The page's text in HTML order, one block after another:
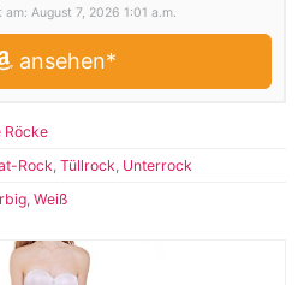
August 7, 2026 1:01 a.m.
ansehen*
Röcke
Rock, Tüllrock, Unterrock
, Weiß